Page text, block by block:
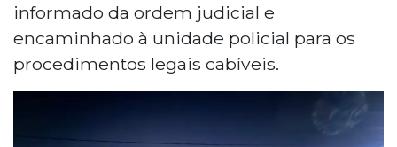
informado da ordem judicial e
encaminhado à unidade policial para os
procedimentos legais cabíveis.